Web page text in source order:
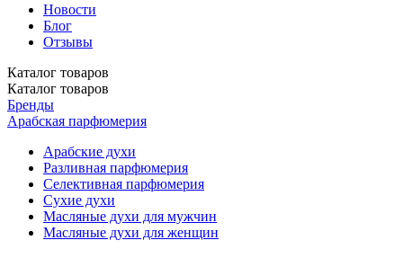
Новости
Блог
Отзывы
Каталог товаров
Каталог товаров
Бренды
Арабская парфюмерия
Арабские духи
Разливная парфюмерия
Селективная парфюмерия
Сухие духи
Масляные духи для мужчин
Масляные духи для женщин